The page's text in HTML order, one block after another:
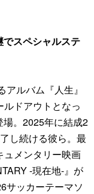
スペシャルステ
ルバム『人生』
ドアウトとなっ
。2025年に結成2
し続ける彼ら。最
ュメンタリー映画
-現在地-』が
サッカーテーマソ